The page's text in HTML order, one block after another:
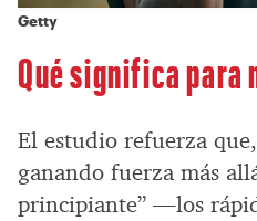
Getty
Qué significa para
El estudio refuerza
ganando fuerza más
principiante” —los